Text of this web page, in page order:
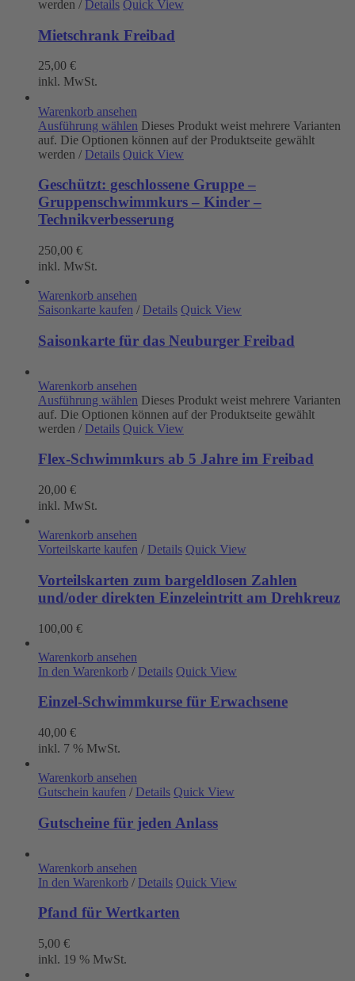
werden / Details Quick View
Mietschrank Freibad
25,00 €
inkl. MwSt.
Warenkorb ansehen
Ausführung wählen Dieses Produkt weist mehrere Varianten
auf. Die Optionen können auf der Produktseite gewählt
werden / Details Quick View
Geschützt: geschlossene Gruppe –
Gruppenschwimmkurs – Kinder –
Technikverbesserung
250,00 €
inkl. MwSt.
Warenkorb ansehen
Saisonkarte kaufen / Details Quick View
Saisonkarte für das Neuburger Freibad
Warenkorb ansehen
Ausführung wählen Dieses Produkt weist mehrere Varianten
auf. Die Optionen können auf der Produktseite gewählt
werden / Details Quick View
Flex-Schwimmkurs ab 5 Jahre im Freibad
20,00 €
inkl. MwSt.
Warenkorb ansehen
Vorteilskarte kaufen / Details Quick View
Vorteilskarten zum bargeldlosen Zahlen
und/oder direkten Einzeleintritt am Drehkreuz
100,00 €
Warenkorb ansehen
In den Warenkorb / Details Quick View
Einzel-Schwimmkurse für Erwachsene
40,00 €
inkl. 7 % MwSt.
Warenkorb ansehen
Gutschein kaufen / Details Quick View
Gutscheine für jeden Anlass
Warenkorb ansehen
In den Warenkorb / Details Quick View
Pfand für Wertkarten
5,00 €
inkl. 19 % MwSt.